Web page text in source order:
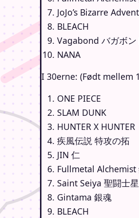
JoJo’s Bizarre
BLEACH
Vagabond バガボン
NANA
I 30erne: (Født mellem
ONE PIECE
SLAM DUNK
HUNTER X HUNTER
疾風伝説 特攻の拓
JIN 仁
Fullmetal Alchemist
Saint Seiya 聖闘士
Gintama 銀魂
BLEACH